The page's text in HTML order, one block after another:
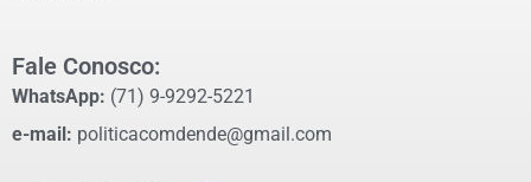
Fale Conosco:
WhatsApp: (71) 9-9292-5221
e-mail: politicacomdende@gmail.com